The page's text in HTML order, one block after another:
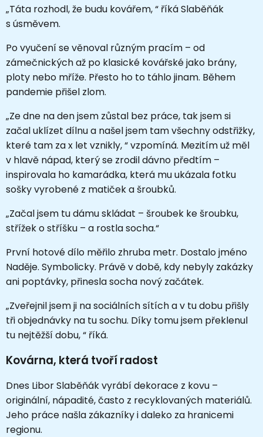
„Táta rozhodl, že budu kovářem, “ říká Slaběňák
s úsměvem.
Po vyučení se věnoval různým pracím – od
zámečnických až po klasické kovářské jako brány,
ploty nebo mříže. Přesto ho to táhlo jinam. Během
pandemie přišel zlom.
„Ze dne na den jsem zůstal bez práce, tak jsem si
začal uklízet dílnu a našel jsem tam všechny odstřižky,
které tam za x let vznikly, “ vzpomíná. Mezitím už měl
v hlavě nápad, který se zrodil dávno předtím –
inspirovala ho kamarádka, která mu ukázala fotku
sošky vyrobené z matiček a šroubků.
„Začal jsem tu dámu skládat – šroubek ke šroubku,
střížek o stříšku – a rostla socha.“
První hotové dílo měřilo zhruba metr. Dostalo jméno
Naděje. Symbolicky. Právě v době, kdy nebyly zakázky
ani poptávky, přinesla socha nový začátek.
„Zveřejnil jsem ji na sociálních sítích a v tu dobu přišly
tři objednávky na tu sochu. Díky tomu jsem překlenul
tu nejtěžší dobu, “ říká.
Kovárna, která tvoří radost
Dnes Libor Slaběňák vyrábí dekorace z kovu –
originální, nápadité, často z recyklovaných materiálů.
Jeho práce našla zákazníky i daleko za hranicemi
regionu.